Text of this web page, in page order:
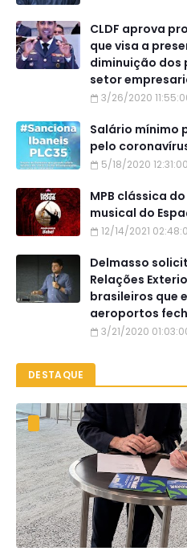
CLDF aprova
que visa a
diminuição dos
setor
3/26/2020
Salário mínimo
pelo
5/18/2020
MPB clássica
musical do
12/14/2021
Delmasso
Relações
brasileiros que
aeroportos
3/21/2020
DESTAQUE